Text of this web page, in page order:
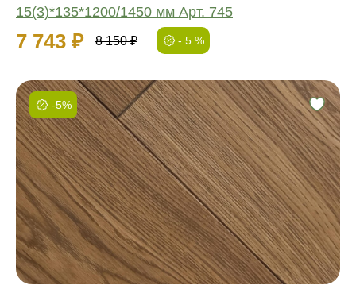
15(3)*135*1200/1450 мм Арт. 745
7 743 ₽ 8 150 ₽ - 5 %
-5%
Фаска:
Соединение:
Обработка:
Длина:
Ширина:
Толщина: